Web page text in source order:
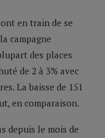
en train de se
campagne
des places
de 2 à 3% avec
La baisse de 151
en comparaison.
depuis le mois de